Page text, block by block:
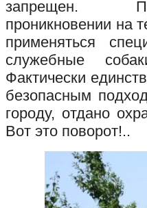
запрещен.
проникновении на
применяться
служебные
Фактически
безопасным
городу, отдано
Вот это поворот!..